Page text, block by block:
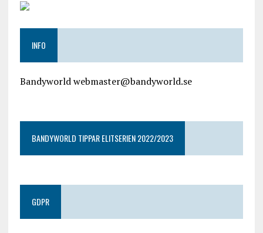
INFO
Bandyworld webmaster@bandyworld.se
BANDYWORLD TIPPAR ELITSERIEN 2022/2023
GDPR